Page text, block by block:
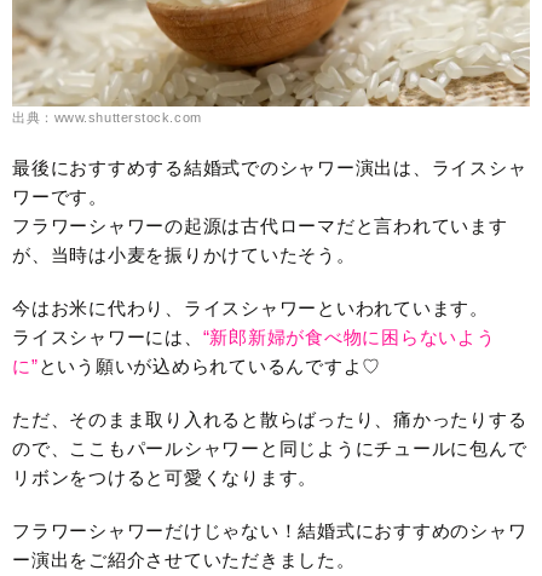
出典：www.shutterstock.com
最後におすすめする結婚式でのシャワー演出は、ライスシャ
ワーです。
フラワーシャワーの起源は古代ローマだと言われています
が、当時は小麦を振りかけていたそう。
今はお米に代わり、ライスシャワーといわれています。
ライスシャワーには、 “新郎新婦が食べ物に困らないよう
に”という願いが込められているんですよ♡
ただ、そのまま取り入れると散らばったり、痛かったりする
ので、ここもパールシャワーと同じようにチュールに包んで
リボンをつけると可愛くなります。
フラワーシャワーだけじゃない！結婚式におすすめのシャワ
ー演出をご紹介させていただきました。